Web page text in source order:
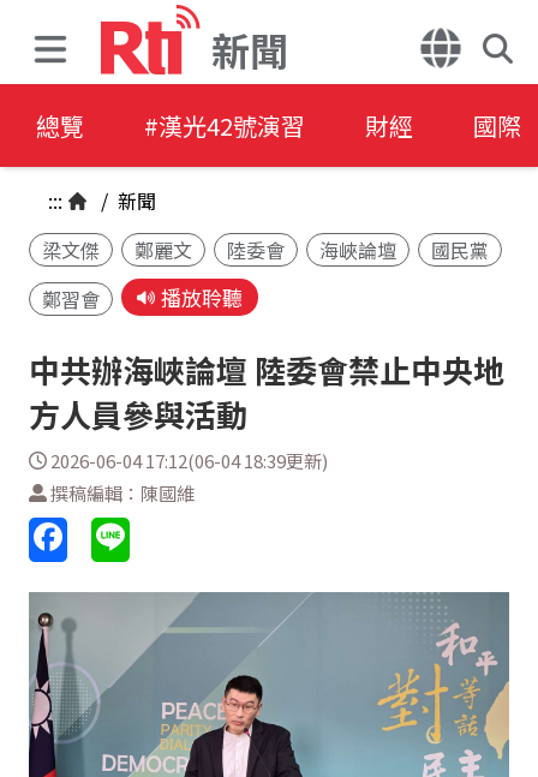
新聞
總覽 #漢光42號演習 財經 國際
::: / 新聞
梁文傑
鄭麗文 陸委會 海峽論壇
國民黨
鄭習會
播放聆聽
中共辦海峽論壇 陸委會禁止中央地
方人員參與活動
2026-06-04 17:12(06-04 18:39更新)
撰稿編輯：陳國維